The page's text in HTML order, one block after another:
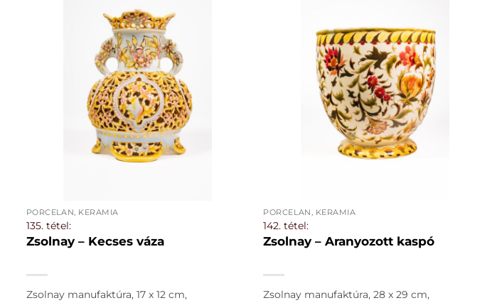
PORCELÁN, KERÁMIA
135. tétel:
Zsolnay – Kecses váza
Zsolnay manufaktúra, 17 x 12 cm,
PORCELÁN, KERÁMIA
142. tétel:
Zsolnay – Aranyozott kaspó
Zsolnay manufaktúra, 28 x 29 cm,